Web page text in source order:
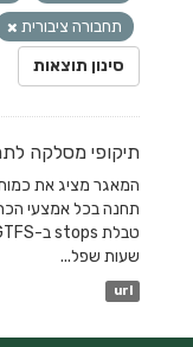
תחבורה ציבורית
סינון תוצאות
תיקופי מסלקה לתחנה
המאגר מציג את
תחנה בכל אמצעי
שעות שפל...
url